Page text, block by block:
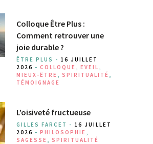
Colloque Être Plus :
Comment retrouver une
joie durable ?
ÊTRE PLUS - 16 JUILLET
2026 - COLLOQUE , EVEIL ,
MIEUX-ÊTRE , SPIRITUALITÉ ,
TÉMOIGNAGE
L’oisiveté fructueuse
GILLES FARCET - 16 JUILLET
2026 - PHILOSOPHIE ,
SAGESSE , SPIRITUALITÉ